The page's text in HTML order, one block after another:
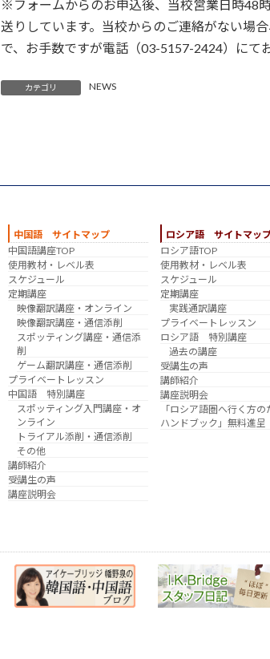
※フォームからのお申込後、当校営業日時48
送りしています。当校からのご連絡がない場
で、お手数ですが電話（03-5157-2424）にて
カテゴリ NEWS
中国語 サイトマップ
中国語講座TOP
使用教材・レベル表
スケジュール
定期講座
映像翻訳講座・オンライン
映像翻訳講座・通信添削
スポッティング講座・通信添
削
ゲーム翻訳講座・通信添削
プライベートレッスン
中国語 特別講座
スポッティング入門講座・オ
ンライン
トライアル添削・通信添削
その他
講師紹介
受講生の声
講座説明会
ロシア語 サイトマッ
ロシア語TOP
使用教材・レベル表
スケジュール
定期講座
実践通訳講座
プライベートレッスン
ロシア語 特別講座
過去の講座
受講生の声
講師紹介
講座説明会
「ロシア語圏へ行く方の
ハンドブック」無料進呈